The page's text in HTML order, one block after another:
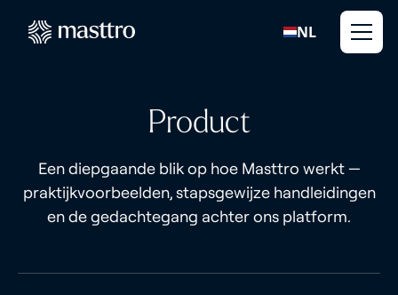
NL
Product
Een diepgaande blik op hoe Masttro werkt —
praktijkvoorbeelden, stapsgewijze handleidingen
en de gedachtegang achter ons platform.